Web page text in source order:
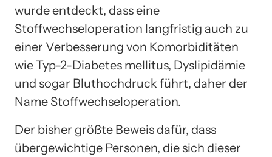
wurde entdeckt, dass eine
Stoffwechseloperation langfristig auch zu
einer Verbesserung von Komorbiditäten
wie Typ-2-Diabetes mellitus, Dyslipidämie
und sogar Bluthochdruck führt, daher der
Name Stoffwechseloperation.
Der bisher größte Beweis dafür, dass
übergewichtige Personen, die sich dieser